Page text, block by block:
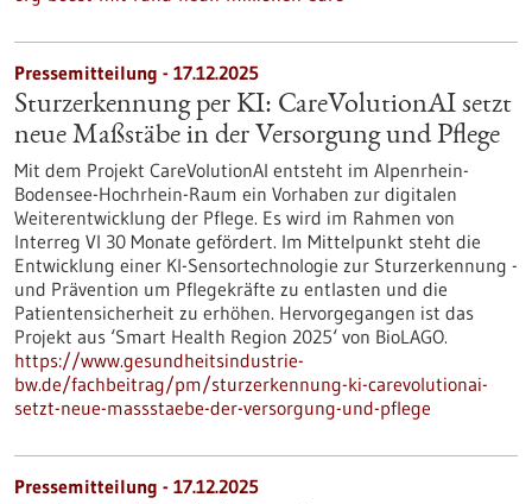
Pressemitteilung - 17.12.2025
Sturzerkennung per KI: CareVolutionAI setzt
neue Maßstäbe in der Versorgung und Pflege
Mit dem Projekt CareVolutionAI entsteht im Alpenrhein-
Bodensee-Hochrhein-Raum ein Vorhaben zur digitalen
Weiterentwicklung der Pflege. Es wird im Rahmen von
Interreg VI 30 Monate gefördert. Im Mittelpunkt steht die
Entwicklung einer KI-Sensortechnologie zur Sturzerkennung -
und Prävention um Pflegekräfte zu entlasten und die
Patientensicherheit zu erhöhen. Hervorgegangen ist das
Projekt aus ‘Smart Health Region 2025‘ von BioLAGO.
https://www.gesundheitsindustrie-
bw.de/fachbeitrag/pm/sturzerkennung-ki-carevolutionai-
setzt-neue-massstaebe-der-versorgung-und-pflege
Pressemitteilung - 17.12.2025